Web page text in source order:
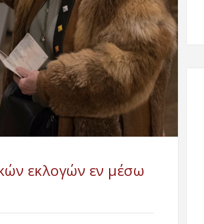
εκλογών εν μέσω